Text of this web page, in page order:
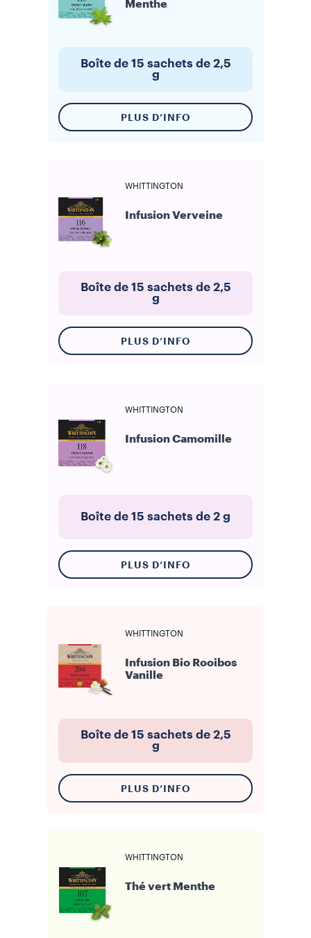
Menthe
Boîte de 15 sachets de 2,5
g
PLUS D’INFO
WHITTINGTON
Infusion Verveine
Boîte de 15 sachets de 2,5
g
PLUS D’INFO
WHITTINGTON
Infusion Camomille
Boîte de 15 sachets de 2 g
PLUS D’INFO
WHITTINGTON
Infusion Bio Rooibos
Vanille
Boîte de 15 sachets de 2,5
g
PLUS D’INFO
WHITTINGTON
Thé vert Menthe